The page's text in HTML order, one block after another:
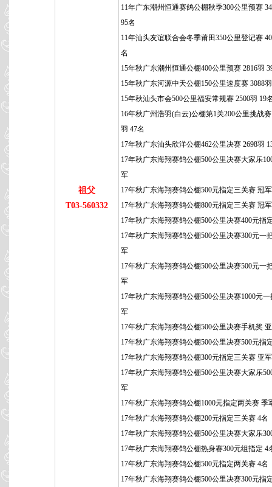
祖父
T03-560332
11年广东潮州恒通赛鸽公棚秋季300公里预赛
95名
11年汕头友谊联合会冬季莆田350公里登记赛
名
15年秋广东潮州恒通公棚400公里预赛 2816羽
15年秋广东河源中天公棚150公里速度赛 3088
15年秋汕头市会500公里福安常规赛 2500羽 19
16年秋广州浩羽(白云)公棚第1关200公里挑战赛
羽 47名
17年秋广东汕头欣洋公棚462公里决赛 2698羽
17年秋广东海翔赛鸽公棚500公里决赛大家乐
军
17年秋广东海翔赛鸽公棚500元指定三关赛 冠军
17年秋广东海翔赛鸽公棚800元指定三关赛 冠军
17年秋广东海翔赛鸽公棚500公里决赛400元指
17年秋广东海翔赛鸽公棚500公里决赛300元一
军
17年秋广东海翔赛鸽公棚500公里决赛500元一
军
17年秋广东海翔赛鸽公棚500公里决赛1000元
军
17年秋广东海翔赛鸽公棚500公里决赛手机奖
17年秋广东海翔赛鸽公棚500公里决赛500元指
17年秋广东海翔赛鸽公棚300元指定三关赛 亚军
17年秋广东海翔赛鸽公棚500公里决赛大家乐
军
17年秋广东海翔赛鸽公棚1000元指定两关赛 季
17年秋广东海翔赛鸽公棚200元指定三关赛 4名
17年秋广东海翔赛鸽公棚500公里决赛大家乐
17年秋广东海翔赛鸽公棚热身赛300元组指定 4
17年秋广东海翔赛鸽公棚500元指定两关赛 4名
17年秋广东海翔赛鸽公棚500公里决赛300元指